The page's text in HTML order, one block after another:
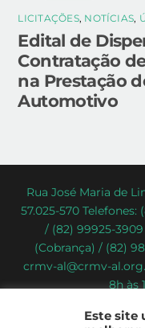
LICITAÇÕES, NOTÍCIAS,
Edital de
Contratação
na Prestação
Automotivo
Rua José Maria de
57.025-570
/ (82) 99925-
(Cobrança) / (82)
crmv-al@crmv-
8h às
Este site